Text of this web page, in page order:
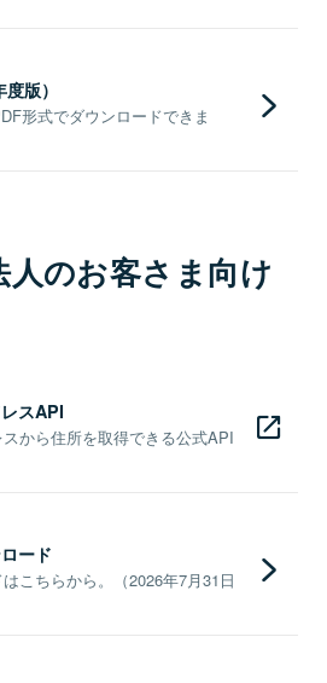
版）
形式でダウンロードできま
人のお客さま向け
スAPI
から住所を取得できる公式API
ード
こちらから。（2026年7月31日